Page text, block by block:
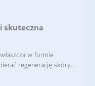
skuteczna
w formie
regenerację skóry i